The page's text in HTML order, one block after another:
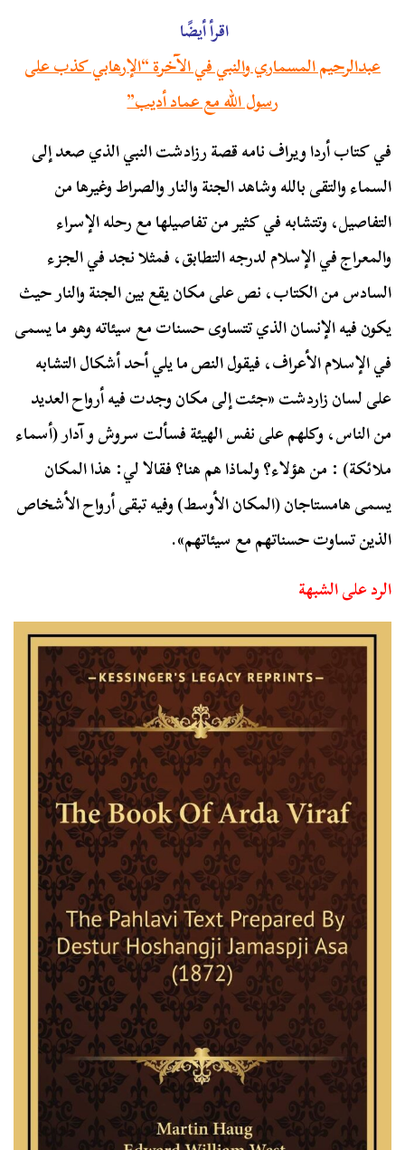
اقرأ أيضًا
عبدالرحيم المسماري والنبي في الآخرة “الإرهابي كذب على
رسول الله مع عماد أديب”
في كتاب أردا ويراف نامه قصة رزادشت النبي الذي صعد إلى
السماء والتقى بالله وشاهد الجنة والنار والصراط وغيرها من
التفاصيل، وتتشابه في كثير من تفاصيلها مع رحله الإسراء
والمعراج في الإسلام لدرجه التطابق، فمثلا نجد في الجزء
السادس من الكتاب، نص على مكان يقع بين الجنة والنار حيث
يكون فيه الإنسان الذي تتساوى حسنات مع سيئاته وهو ما يسمى
في الإسلام الأعراف، فيقول النص ما يلي أحد أشكال التشابه
على لسان زاردشت «جئت إلى مكان وجدت فيه أرواح العديد
من الناس، وكلهم على نفس الهيئة فسألت سروش و آدار (أسماء
ملائكة) : من هؤلاء؟ ولماذا هم هنا؟ فقالا لي: هذا المكان
يسمى هامستاجان (المكان الأوسط) وفيه تبقى أرواح الأشخاص
الذين تساوت حسناتهم مع سيئاتهم».
الرد على الشبهة